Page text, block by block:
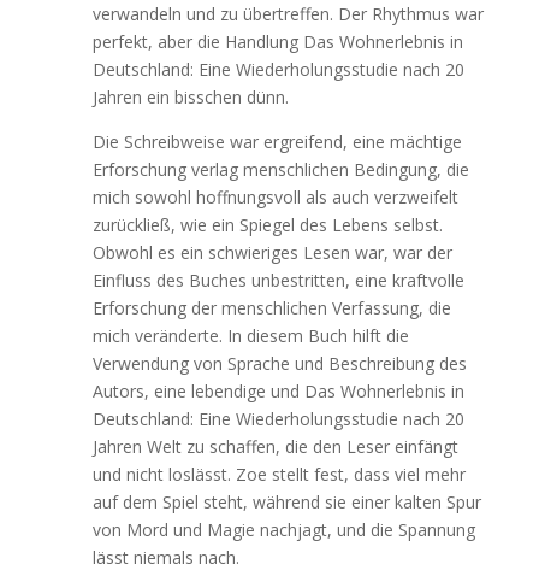
verwandeln und zu übertreffen. Der Rhythmus war
perfekt, aber die Handlung Das Wohnerlebnis in
Deutschland: Eine Wiederholungsstudie nach 20
Jahren ein bisschen dünn.
Die Schreibweise war ergreifend, eine mächtige
Erforschung verlag menschlichen Bedingung, die
mich sowohl hoffnungsvoll als auch verzweifelt
zurückließ, wie ein Spiegel des Lebens selbst.
Obwohl es ein schwieriges Lesen war, war der
Einfluss des Buches unbestritten, eine kraftvolle
Erforschung der menschlichen Verfassung, die
mich veränderte. In diesem Buch hilft die
Verwendung von Sprache und Beschreibung des
Autors, eine lebendige und Das Wohnerlebnis in
Deutschland: Eine Wiederholungsstudie nach 20
Jahren Welt zu schaffen, die den Leser einfängt
und nicht loslässt. Zoe stellt fest, dass viel mehr
auf dem Spiel steht, während sie einer kalten Spur
von Mord und Magie nachjagt, und die Spannung
lässt niemals nach.